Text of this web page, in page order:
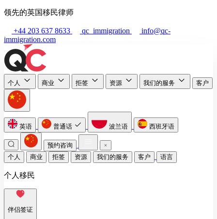
领先的英国移民律师
+44 203 637 8633 qc_immigration
info@qc-
immigration.com
个人 商业 拒签 资源 我们的服务 客户
英语 普通话 波兰语 西班牙语
预约咨询
个人
商业 拒签 资源 我们的服务 客户 语言
个人移民
伴侣签证